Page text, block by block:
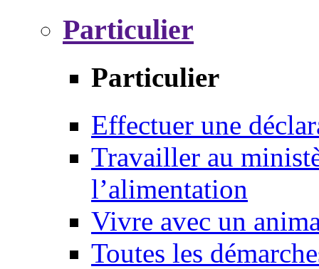
Particulier
Particulier
Effectuer une
Travailler au
l’alimentation
Vivre avec un
Toutes les